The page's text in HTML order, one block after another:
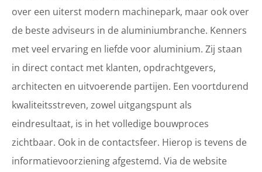
over een uiterst modern machinepark, maar ook over
de beste adviseurs in de aluminiumbranche. Kenners
met veel ervaring en liefde voor aluminium. Zij staan
in direct contact met klanten, opdrachtgevers,
architecten en uitvoerende partijen. Een voortdurend
kwaliteitsstreven, zowel uitgangspunt als
eindresultaat, is in het volledige bouwproces
zichtbaar. Ook in de contactsfeer. Hierop is tevens de
informatievoorziening afgestemd. Via de website